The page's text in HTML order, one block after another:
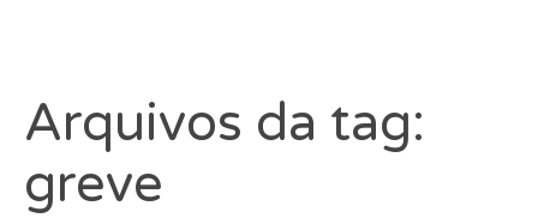
Arquivos da tag:
greve